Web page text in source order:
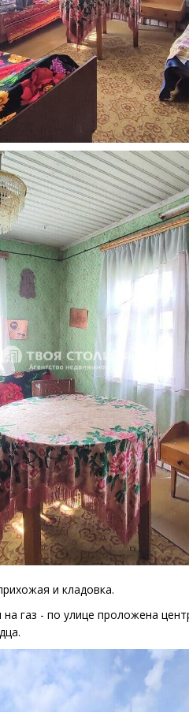
и кладовка.
газ - по улице проложена